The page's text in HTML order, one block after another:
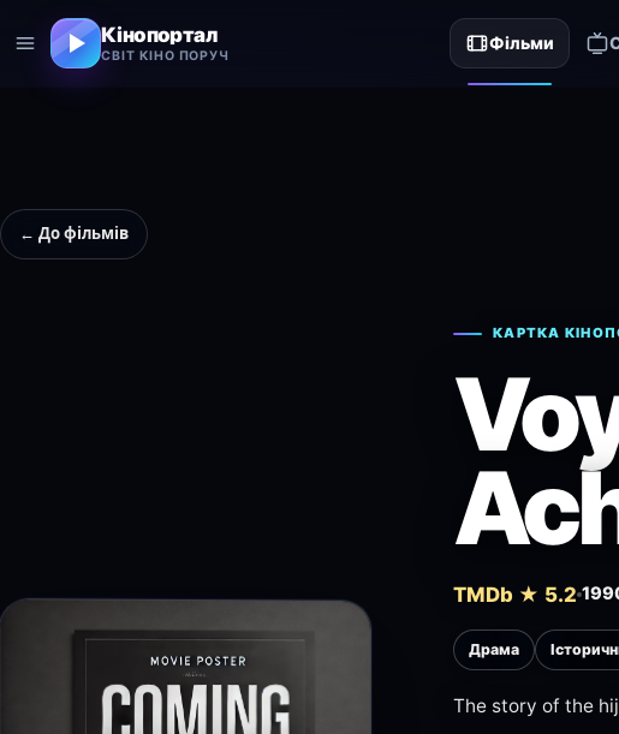
Кінопортал
СВІТ КІНО ПОРУЧ
Фільми
← До фільмів
КАРТКА
TMDb ★ 5.2
Драма
The story of the